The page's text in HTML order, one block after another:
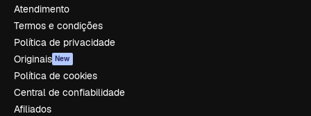
Atendimento
Termos e condições
Política de privacidade
Originais New
Política de cookies
Central de confiabilidade
Afiliados